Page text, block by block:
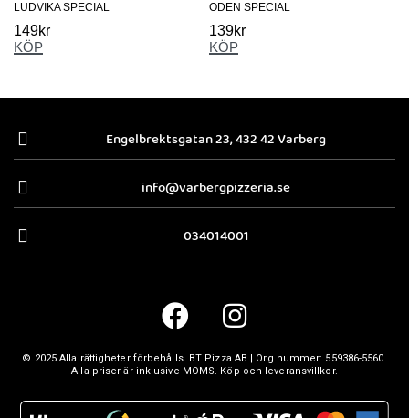
LUDVIKA SPECIAL
149kr
KÖP
ODEN SPECIAL
139kr
KÖP
Engelbrektsgatan 23, 432 42 Varberg
info@varbergpizzeria.se
034014001
© 2025 Alla rättigheter förbehålls. BT Pizza AB | Org.nummer: 559386-5560
Alla priser är inklusive MOMS. Köp och leveransvillkor.